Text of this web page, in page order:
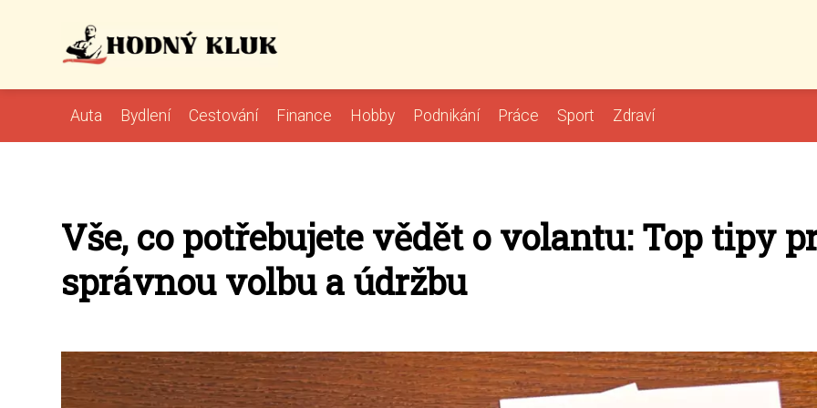
Auta Bydlení Cestování Finance Hobby Podnikání Práce Sport Zdraví
Vše, co potřebujete vědět o volantu: Top tipy
správnou volbu a údržbu